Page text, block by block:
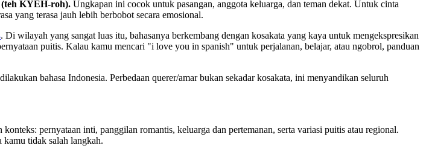
(teh KYEH-roh). Ungkapan ini cocok untuk pasangan, anggota keluarga, dan teman dekat. Untuk cinta
yang terasa jauh lebih berbobot secara emosional.
. Di wilayah yang sangat luas itu, bahasanya berkembang dengan kosakata yang kaya untuk mengekspresikan
puitis. Kalau kamu mencari "i love you in spanish" untuk perjalanan, belajar, atau ngobrol, panduan
bahasa Indonesia. Perbedaan querer/amar bukan sekadar kosakata, ini menyandikan seluruh
pernyataan inti, panggilan romantis, keluarga dan pertemanan, serta variasi puitis atau regional.
tidak salah langkah.